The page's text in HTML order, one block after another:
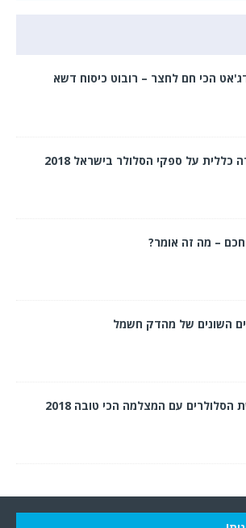
הכי חם לחצר – רובוט כיסוח דשא
כללית על ספקי הסלולר בישראל 2018
חכם – מה זה אומר?
השונים של מהדק חשמל
הסלולרים עם המצלמה הכי טובה 2018